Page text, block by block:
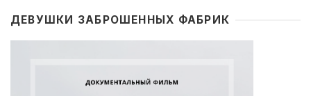
ДЕВУШКИ ЗАБРОШЕННЫХ ФАБРИК